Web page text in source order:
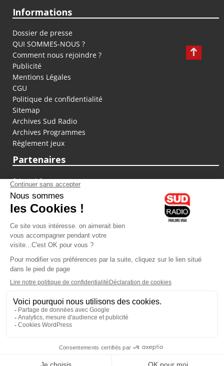
Informations
Dossier de presse
QUI SOMMES-NOUS ?
Comment nous rejoindre ?
Publicité
Mentions Légales
CGU
Politique de confidentialité
Sitemap
Archives Sud Radio
Archives Programmes
Règlement jeux
Partenaires
fiducial.fr
lyoncapitale.fr
olympique-et-lyonnais.com
L'application Iphone / Android
Téléchargez l'application
Les cookies
Gestion des cookies
Crédit photos : ©Sud Radio / Pierre Olivier
Yvan Cujious
Jacques Pessis